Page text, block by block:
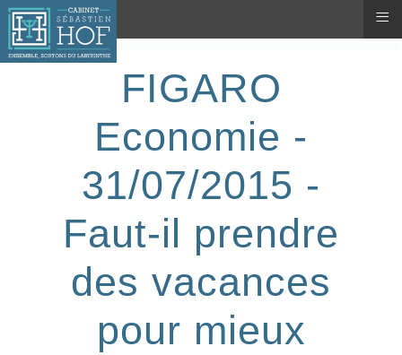
FIGARO
Economie -
31/07/2015 -
Faut-il prendre
des vacances
pour mieux
≡